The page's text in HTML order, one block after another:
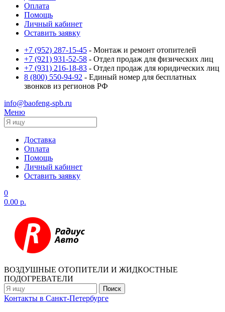
Оплата
Помощь
Личный кабинет
Оставить заявку
+7 (952) 287-15-45 - Монтаж и ремонт отопителей
+7 (921) 931-52-58 - Отдел продаж для физических лиц
+7 (931) 216-18-83 - Отдел продаж для юридических лиц
8 (800) 550-94-92 - Единый номер для бесплатных
звонков из регионов РФ
info@baofeng-spb.ru
Меню
Доставка
Оплата
Помощь
Личный кабинет
Оставить заявку
0
0.00 р.
ВОЗДУШНЫЕ ОТОПИТЕЛИ И ЖИДКОСТНЫЕ
ПОДОГРЕВАТЕЛИ
Контакты в Санкт-Петербурге